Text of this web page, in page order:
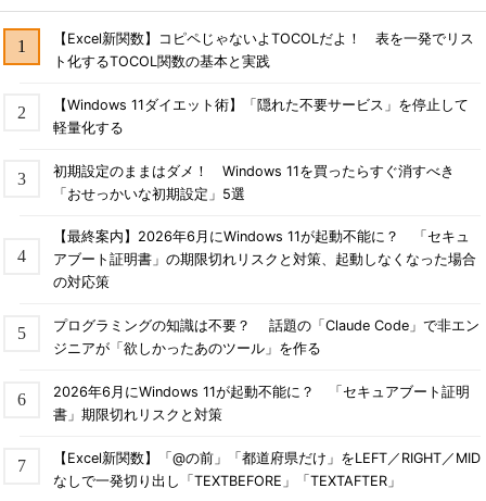
【Excel新関数】コピペじゃないよTOCOLだよ！ 表を一発でリス
ト化するTOCOL関数の基本と実践
【Windows 11ダイエット術】「隠れた不要サービス」を停止して
軽量化する
初期設定のままはダメ！ Windows 11を買ったらすぐ消すべき
「おせっかいな初期設定」5選
【最終案内】2026年6月にWindows 11が起動不能に？ 「セキュ
アブート証明書」の期限切れリスクと対策、起動しなくなった場合
の対応策
プログラミングの知識は不要？ 話題の「Claude Code」で非エン
ジニアが「欲しかったあのツール」を作る
2026年6月にWindows 11が起動不能に？ 「セキュアブート証明
書」期限切れリスクと対策
【Excel新関数】「@の前」「都道府県だけ」をLEFT／RIGHT／MID
なしで一発切り出し「TEXTBEFORE」「TEXTAFTER」